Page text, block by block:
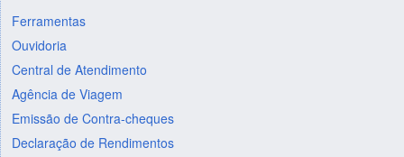
Ferramentas
Ouvidoria
Central de Atendimento
Agência de Viagem
Emissão de Contra-cheques
Declaração de Rendimentos